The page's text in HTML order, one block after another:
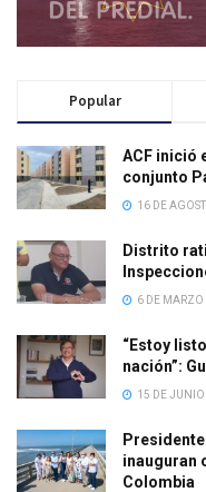
Popular
ACF inició
conjunto
16 DE
Distrito
6 DE
“Estoy
nación”:
15 DE
inauguran
Colombia